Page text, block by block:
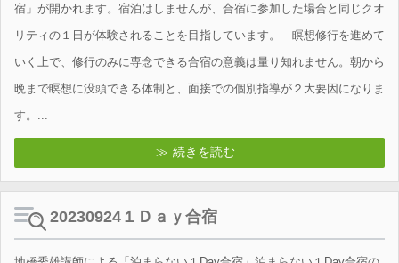
宿」が開かれます。宿泊はしませんが、合宿に参加した場合と同じクオ
リティの１日が体験されることを目指しています。 瞑想修行を進めて
いく上で、修行のみに専念できる合宿の意義は量り知れません。朝から
晩まで瞑想に没頭できる体制と、面接での個別指導が２大要因になりま
す。...
続きを読む
20230924１Ｄａｙ合宿